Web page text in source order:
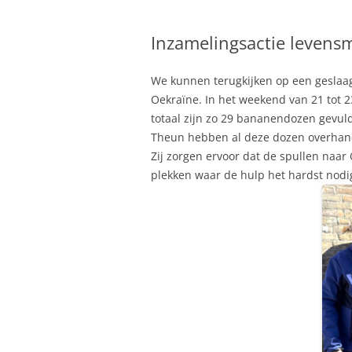
BELEIDSPLAN
Inzamelingsactie
We kunnen terugkijken op een
Oekraïne. In het weekend van 21 tot
totaal zijn zo 29 bananendozen
Theun hebben al deze dozen
Zij zorgen ervoor dat de spullen
plekken waar de hulp het hardst